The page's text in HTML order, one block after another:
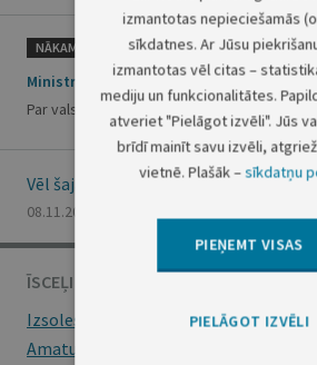
NĀKAMAIS
Ministru kabineta rīkojums Nr.636
Par valsts akciju sabiedrības "Latvenergo"
Vēl šajā numurā
08.11.2002., Nr. 163
ĪSCEĻI
Izsoles
Amatu konkursi
izmantotas nepieciešamās
sīkdatnes. Ar Jūsu
izmantotas vēl citas –
mediju un funkcionalitātes.
atveriet "Pielāgot izvēli". Jūs
brīdī mainīt savu izvēli,
vietnē. Plašāk –sīkdatņu
PIEŅEMT VISAS
PIELĀGOT IZVĒLI